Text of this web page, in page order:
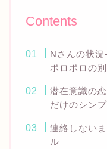
Contents
Nさんの状
ボロボロの
潜在意識の
だけのシン
連絡しない
ル